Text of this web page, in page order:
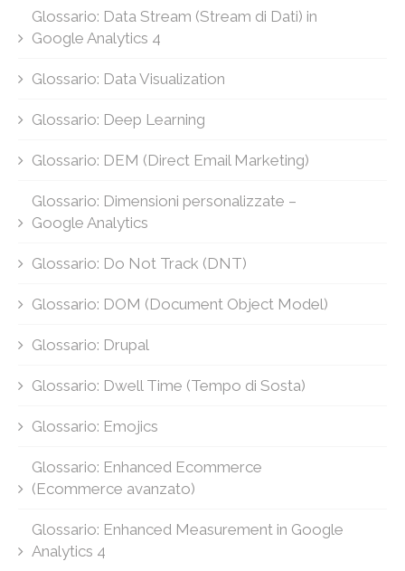
Glossario: Data Stream (Stream di Dati) in
Google Analytics 4
Glossario: Data Visualization
Glossario: Deep Learning
Glossario: DEM (Direct Email Marketing)
Glossario: Dimensioni personalizzate –
Google Analytics
Glossario: Do Not Track (DNT)
Glossario: DOM (Document Object Model)
Glossario: Drupal
Glossario: Dwell Time (Tempo di Sosta)
Glossario: Emojics
Glossario: Enhanced Ecommerce
(Ecommerce avanzato)
Glossario: Enhanced Measurement in Google
Analytics 4